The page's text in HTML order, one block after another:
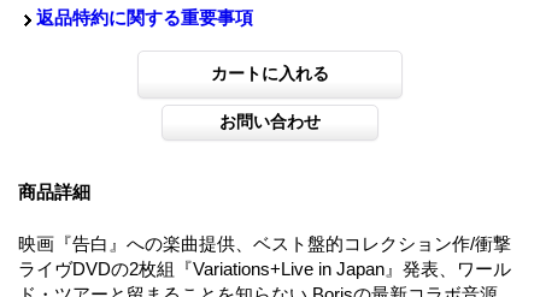
返品特約に関する重要事項
商品詳細
映画『告白』への楽曲提供、ベスト盤的コレクション作/衝撃
ライヴDVDの2枚組『Variations+Live in Japan』発表、ワール